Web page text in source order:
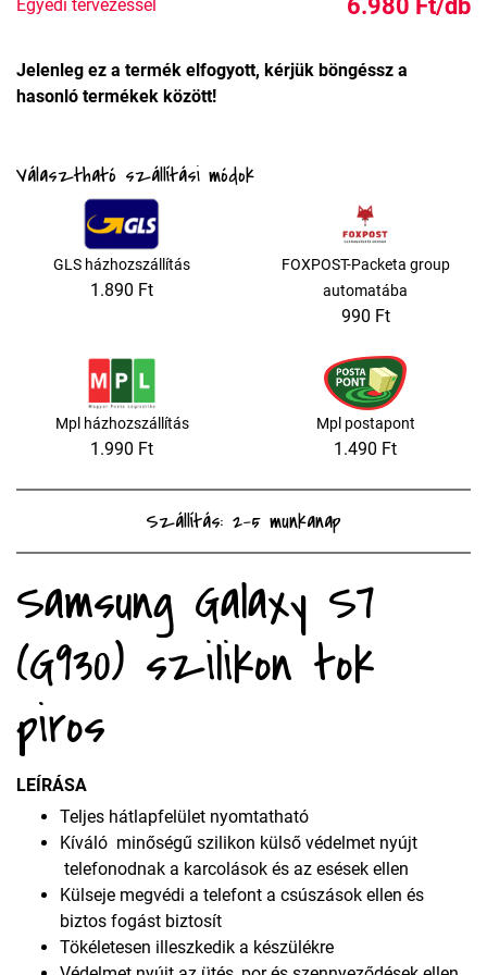
Egyedi tervezéssel
Jelenleg ez a termék elfogyott, kérjük böngéssz a
hasonló termékek között!
Választható szállítási módok
GLS házhozszállítás
1.890 Ft
FOXPOST-Packeta group
automatába
990 Ft
Mpl házhozszállítás
1.990 Ft
Mpl postapont
1.490 Ft
Szállítás: 2-5 munkanap
Samsung Galaxy S7
(G930) szilikon tok
piros
LEÍRÁSA
Teljes hátlapfelület nyomtatható
Kíváló minőségű szilikon külső védelmet nyújt
telefonodnak a karcolások és az esések ellen
Külseje megvédi a telefont a csúszások ellen és
biztos fogást biztosít
Tökéletesen illeszkedik a készülékre